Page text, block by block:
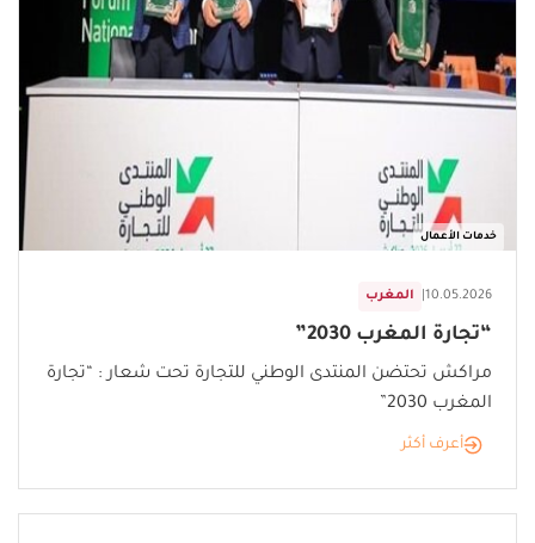
خدمات الأعمال
المغرب 10.05.2026
“تجارة المغرب 2030”
مراكش تحتضن المنتدى الوطني للتجارة تحت شعار : “تجارة
المغرب 2030”
أعرف أكثر